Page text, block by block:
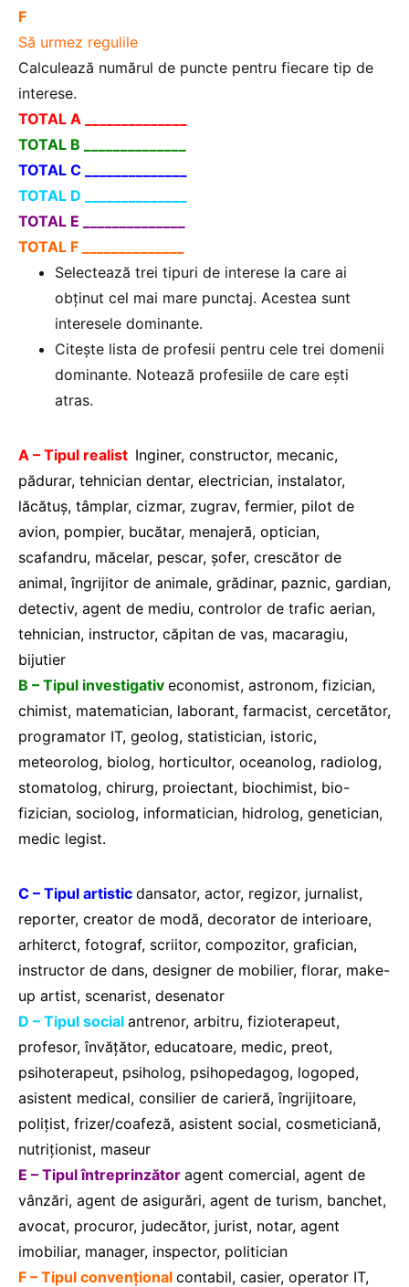
F
Să urmez regulile
Calculează numărul de puncte pentru fiecare tip de
interese.
TOTAL A ______________
TOTAL B ______________
TOTAL C ______________
TOTAL D ______________
TOTAL E ______________
TOTAL F ______________
Selectează trei tipuri de interese la care ai
obţinut cel mai mare punctaj. Acestea sunt
interesele dominante.
Citeşte lista de profesii pentru cele trei domenii
dominante. Notează profesiile de care eşti
atras.
A – Tipul realist Inginer, constructor, mecanic,
pădurar, tehnician dentar, electrician, instalator,
lăcătuş, tâmplar, cizmar, zugrav, fermier, pilot de
avion, pompier, bucătar, menajeră, optician,
scafandru, măcelar, pescar, şofer, crescător de
animal, îngrijitor de animale, grădinar, paznic, gardian,
detectiv, agent de mediu, controlor de trafic aerian,
tehnician, instructor, căpitan de vas, macaragiu,
bijutier
B – Tipul investigativ economist, astronom, fizician,
chimist, matematician, laborant, farmacist, cercetător,
programator IT, geolog, statistician, istoric,
meteorolog, biolog, horticultor, oceanolog, radiolog,
stomatolog, chirurg, proiectant, biochimist, bio-
fizician, sociolog, informatician, hidrolog, genetician,
medic legist.
C – Tipul artistic dansator, actor, regizor, jurnalist,
reporter, creator de modă, decorator de interioare,
arhiterct, fotograf, scriitor, compozitor, grafician,
instructor de dans, designer de mobilier, florar, make-
up artist, scenarist, desenator
D – Tipul social antrenor, arbitru, fizioterapeut,
profesor, învăţător, educatoare, medic, preot,
psihoterapeut, psiholog, psihopedagog, logoped,
asistent medical, consilier de carieră, îngrijitoare,
poliţist, frizer/coafeză, asistent social, cosmeticiană,
nutriţionist, maseur
E – Tipul întreprinzător agent comercial, agent de
vânzări, agent de asigurări, agent de turism, banchet,
avocat, procuror, judecător, jurist, notar, agent
imobiliar, manager, inspector, politician
F – Tipul convenţional contabil, casier, operator IT,